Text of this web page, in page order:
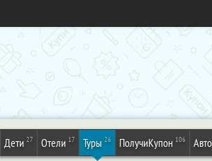
Дети 27 Отели 17 Туры 26 ПолучиКупон 106 Авто